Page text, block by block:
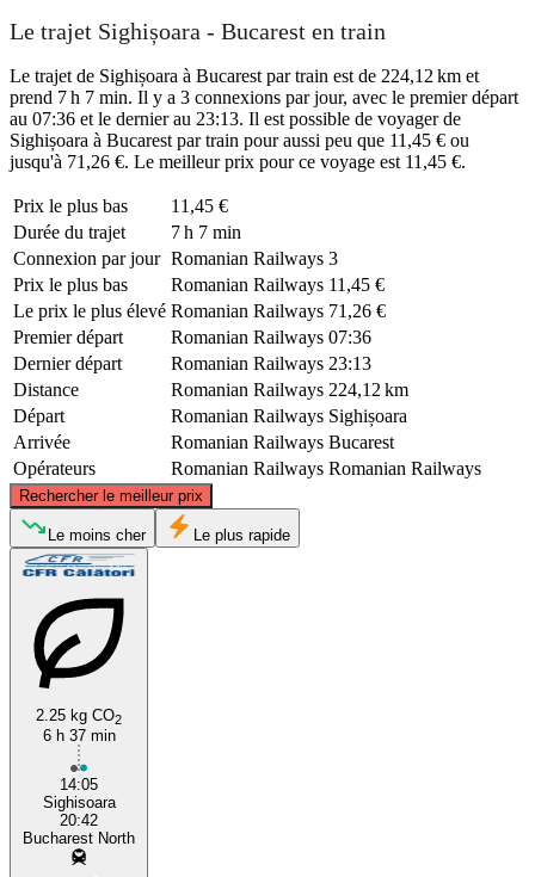
Le trajet Sighișoara - Bucarest en train
Le trajet de Sighișoara à Bucarest par train est de 224,12 km et
prend 7 h 7 min. Il y a 3 connexions par jour, avec le premier départ
au 07:36 et le dernier au 23:13. Il est possible de voyager de
Sighișoara à Bucarest par train pour aussi peu que 11,45 € ou
jusqu'à 71,26 €. Le meilleur prix pour ce voyage est 11,45 €.
Prix ​​le plus bas
11,45 €
Durée du trajet
7 h 7 min
Connexion par jour Romanian Railways 3
Prix ​​le plus bas
Romanian Railways 11,45 €
Le prix le plus élevé Romanian Railways 71,26 €
Premier départ
Romanian Railways 07:36
Dernier départ
Romanian Railways 23:13
Distance
Romanian Railways 224,12 km
Départ
Romanian Railways Sighișoara
Arrivée
Romanian Railways Bucarest
Opérateurs
Romanian Railways Romanian Railways
Rechercher le meilleur prix
Sighișoara
©CARTO , ©OpenStreetMapcontributors
Le moins cher Le plus rapide
2.25 kg CO2
6 h 37 min
14:05
Sighisoara
20:42
Bucharest North